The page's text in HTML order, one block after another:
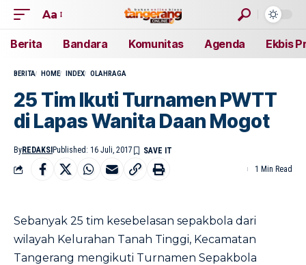
Aa
Berita Bandara Komunitas Agenda Ekbis
BERITA HOME INDEX OLAHRAGA
25 Tim Ikuti Turnamen PWTT
di Lapas Wanita Daan Mogot
ByREDAKSI Published: 16 Juli, 2017
1 Min Read
Sebanyak 25 tim kesebelasan sepakbola dari
wilayah Kelurahan Tanah Tinggi, Kecamatan
Tangerang mengikuti Turnamen Sepakbola